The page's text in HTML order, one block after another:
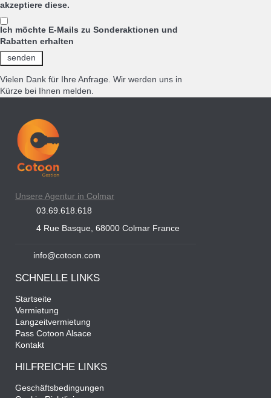
akzeptiere diese.
Ich möchte E-Mails zu Sonderaktionen und
Rabatten erhalten
Vielen Dank für Ihre Anfrage. Wir werden uns in
Kürze bei Ihnen melden.
Unsere Agentur in Colmar
03.69.618.618
4 Rue Basque, 68000 Colmar France
info@cotoon.com
SCHNELLE LINKS
Startseite
Vermietung
Langzeitvermietung
Pass Cotoon Alsace
Kontakt
HILFREICHE LINKS
Geschäftsbedingungen